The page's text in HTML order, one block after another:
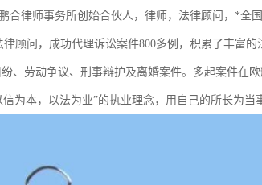
合律师事务所创始合伙人，律师，法律顾问，*全
顾问，成功代理诉讼案件800多例，积累了丰富
、劳动争议、刑事辩护及离婚案件。多起案件在
为本，以法为业”的执业理念，用自己的所长为